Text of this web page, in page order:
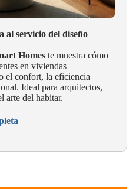
al servicio del diseño
Homes te muestra cómo
en viviendas
el confort, la eficiencia
Ideal para arquitectos,
arte del habitar.